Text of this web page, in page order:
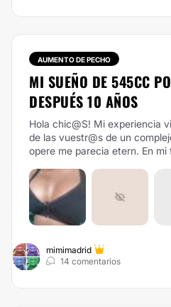
AUMENTO DE PECHO
MI SUEÑO DE 545CC
DESPUÉS 10 AÑOS
Hola chic@S! Mi experiencia
de las vuestr@s de un
opere me parecia etern. En mi
mimimadrid
14 comentarios